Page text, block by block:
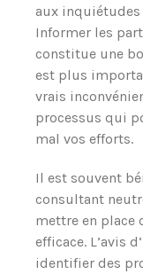
aux inquiétudes
Informer les
constitue une
est plus
vrais
processus qui
mal vos efforts.
Il est souvent
consultant
mettre en place
efficace. L’avis
identifier des